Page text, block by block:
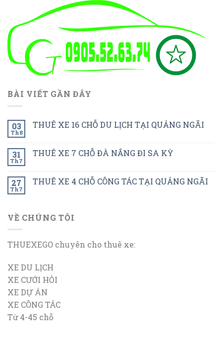
BÀI VIẾT GẦN ĐÂY
03
Th8
THUÊ XE 16 CHỖ DU LỊCH TẠI QUẢNG NGÃI
31
Th7
THUÊ XE 7 CHỖ ĐÀ NẮNG ĐI SA KỲ
27
Th7
THUÊ XE 4 CHỖ CÔNG TÁC TẠI QUẢNG NGÃI
VỀ CHÚNG TÔI
THUEXEGO chuyên cho thuê xe:
XE DU LỊCH
XE CƯỚI HỎI
XE DỰ ÁN
XE CÔNG TÁC
Từ 4-45 chỗ